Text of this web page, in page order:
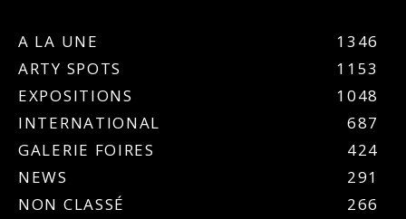
A LA UNE
1346
ARTY SPOTS
1153
EXPOSITIONS
1048
INTERNATIONAL
687
GALERIE FOIRES
424
NEWS
291
NON CLASSÉ
266